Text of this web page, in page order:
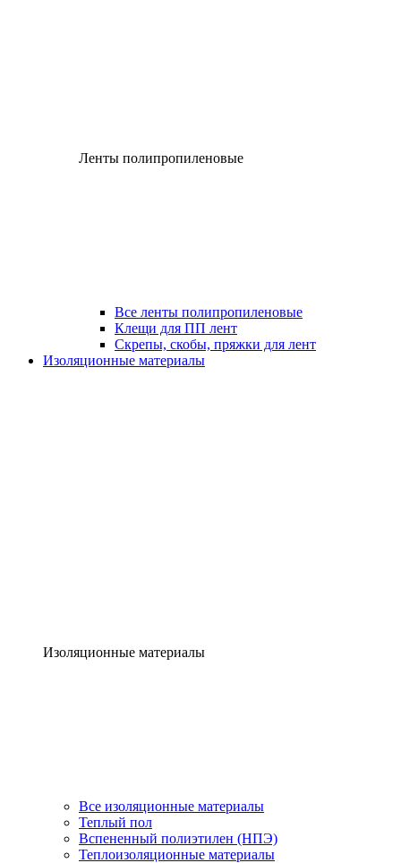
Ленты полипропиленовые
Все ленты полипропиленовые
Клещи для ПП лент
Скрепы, скобы, пряжки для лент
Изоляционные материалы
Изоляционные материалы
Все изоляционные материалы
Теплый пол
Вспененный полиэтилен (НПЭ)
Теплоизоляционные материалы